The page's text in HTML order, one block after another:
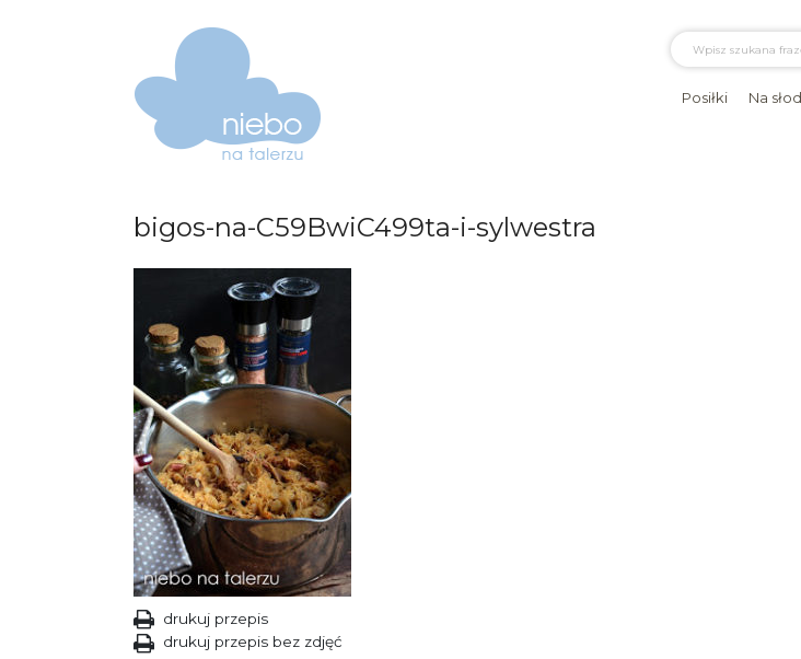
Posiłki Na
bigos-na-C59BwiC499ta-i-sylwestra
drukuj przepis
drukuj przepis bez zdjęć